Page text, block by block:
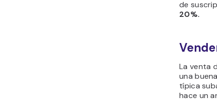
de
20%.
La venta
una
típica
hace un